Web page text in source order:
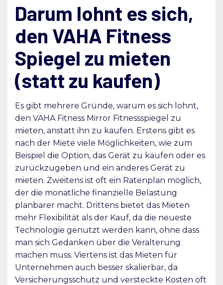
Darum lohnt es sich,
den VAHA Fitness
Spiegel zu mieten
(statt zu kaufen)
Es gibt mehrere Gründe, warum es sich lohnt,
den VAHA Fitness Mirror Fitnessspiegel zu
mieten, anstatt ihn zu kaufen. Erstens gibt es
nach der Miete viele Möglichkeiten, wie zum
Beispiel die Option, das Gerät zu kaufen oder es
zurückzugeben und ein anderes Gerät zu
mieten. Zweitens ist oft ein Ratenplan möglich,
der die monatliche finanzielle Belastung
planbarer macht. Drittens bietet das Mieten
mehr Flexibilität als der Kauf, da die neueste
Technologie genutzt werden kann, ohne dass
man sich Gedanken über die Veralterung
machen muss. Viertens ist das Mieten für
Unternehmen auch besser skalierbar, da
Versicherungsschutz und versteckte Kosten oft